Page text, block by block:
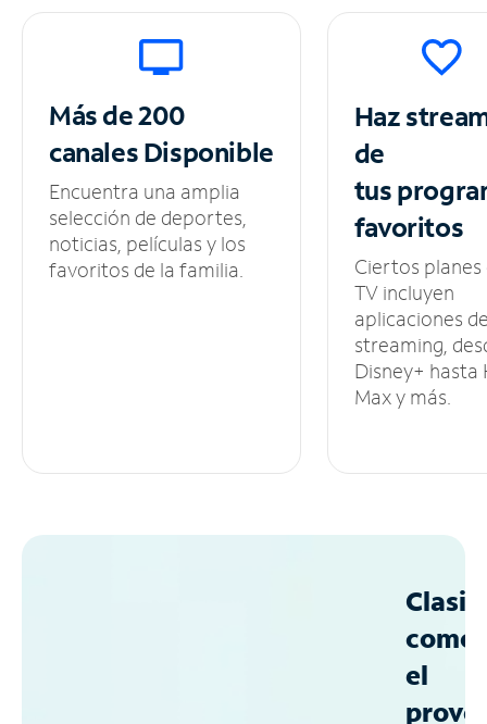
Más de 200
canalesDisponible
Encuentra una amplia
selección de deportes,
noticias, películas y los
favoritos de la familia.
Haz
de
tus
favoritos
Ciertos planes
TV incluyen
aplicaciones
streaming,
Disney+ hasta
Max y más.
como
el